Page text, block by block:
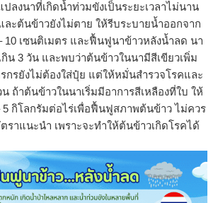
ลงนาที่เกิดน้ำท่วมขังเป็นระยะเวลาไม่นาน
ละต้นข้าวยังไม่ตาย ให้รีบระบายน้ำออกจาก
10 เซนติเมตร และฟื้นฟูนาข้าวหลังน้ำลด นา
น 3 วัน และพบว่าต้นข้าวในนามีสีเขียวเพิ่ม
รยังไม่ต้องใส่ปุ๋ย แต่ให้หมั่นสำรวจโรคและ
ถ้าต้นข้าวในนาเริ่มมีอาการสีเหลืองที่ใบ ให้
5 กิโลกรัมต่อไร่เพื่อฟื้นฟูสภาพต้นข้าว ไม่ควร
ราแนะนำ เพราะจะทำให้ต้นข้าวเกิดโรคได้